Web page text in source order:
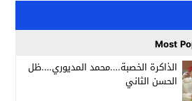
استئنافية تارودانت: مسار قضائي راسخ ورؤية
بتارودانت: ترقية جديدة في الحركة القضائية
الجدد يؤسس منظمتي شباب ونساء الصحراء
وسياسة “الحبة والقبة”: هل أصبح الماء إنجازاً
Most
الذاكرة الخصبة….محمد المديوري….ظل
الحسن الثاني